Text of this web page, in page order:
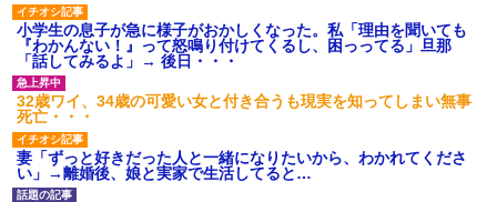
小学生の息子が急に様子がおかしくなった。私「理由を聞いても
『わかんない！』って怒鳴り付けてくるし、困っってる」旦那
「話してみるよ」→ 後日・・・
32歳ワイ、34歳の可愛い女と付き合うも現実を知ってしまい無事
死亡・・・
妻「ずっと好きだった人と一緒になりたいから、わかれてくださ
い」→離婚後、娘と実家で生活してると…